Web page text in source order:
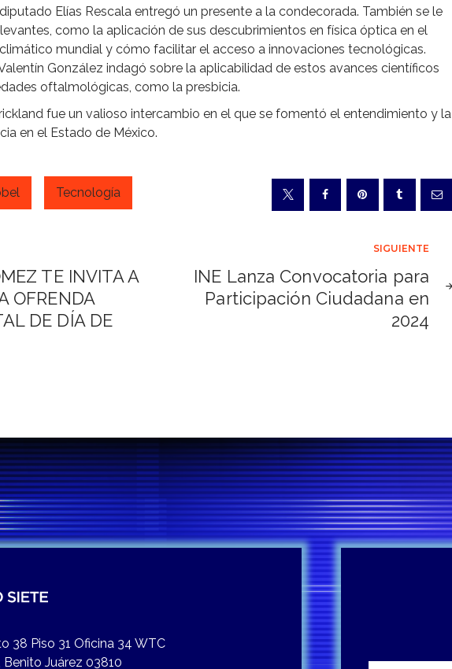
Elías Rescala entregó un presente a la condecorada. También se le
como la aplicación de sus descubrimientos en física óptica en el
mundial y cómo facilitar el acceso a innovaciones tecnológicas.
González indagó sobre la aplicabilidad de estos avances científicos
oftalmológicas, como la presbicia.
fue un valioso intercambio en el que se fomentó el entendimiento y la
en el Estado de México.
Tecnología
TE INVITA A
OFRENDA
DE DÍA DE
SIGUIENTE
INE Lanza Convocatoria para
Participación Ciudadana en
2024
38 Piso 31 Oficina 34 WTC
Benito Juárez 03810